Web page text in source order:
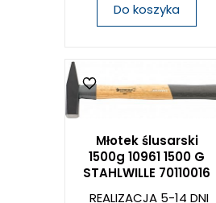
Do koszyka
Młotek ślusarski
1500g 10961 1500 G
STAHLWILLE 70110016
REALIZACJA 5-14 DNI